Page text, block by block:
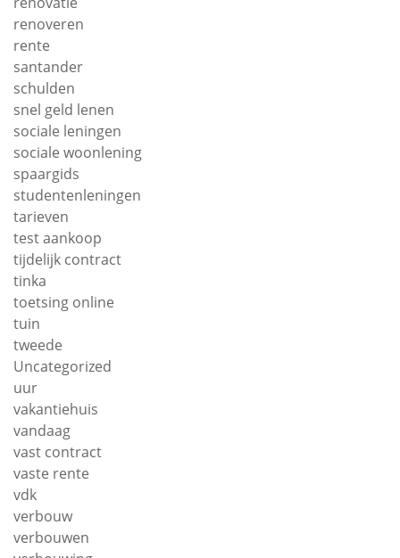
renoveren
rente
santander
schulden
snel geld lenen
sociale leningen
sociale woonlening
spaargids
studentenleningen
tarieven
test aankoop
tijdelijk contract
tinka
toetsing online
tuin
tweede
Uncategorized
uur
vakantiehuis
vandaag
vast contract
vaste rente
vdk
verbouw
verbouwen